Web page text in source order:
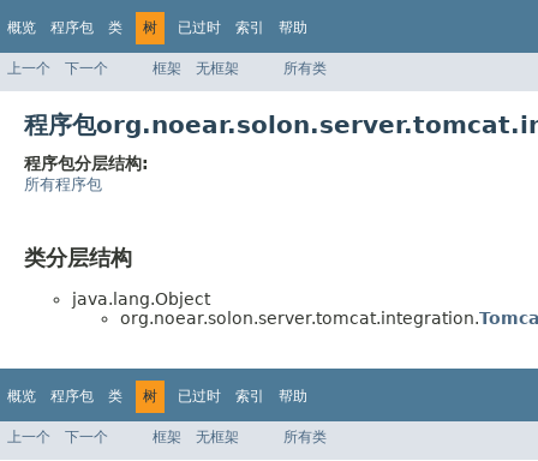
概览 程序包 类 树 已过时 索引 帮助
上一个 下一个 框架 无框架 所有类
程序包
程序包分层结构:
所有程序包
类分层结构
java.lang.Object
org.noear.solon.server.tomcat.integration.
概览 程序包 类 树 已过时 索引 帮助
上一个 下一个 框架 无框架 所有类